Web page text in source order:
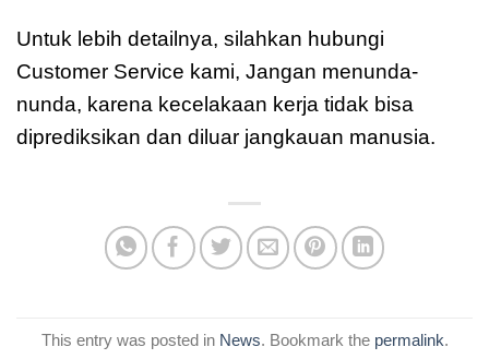
Untuk lebih detailnya, silahkan hubungi
Customer Service kami, Jangan menunda-
nunda, karena kecelakaan kerja tidak bisa
diprediksikan dan diluar jangkauan manusia.
This entry was posted in News. Bookmark the permalink.